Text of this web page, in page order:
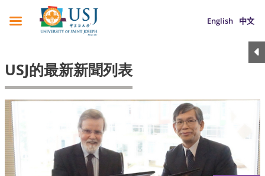
English 中文
USJ的最新新聞列表